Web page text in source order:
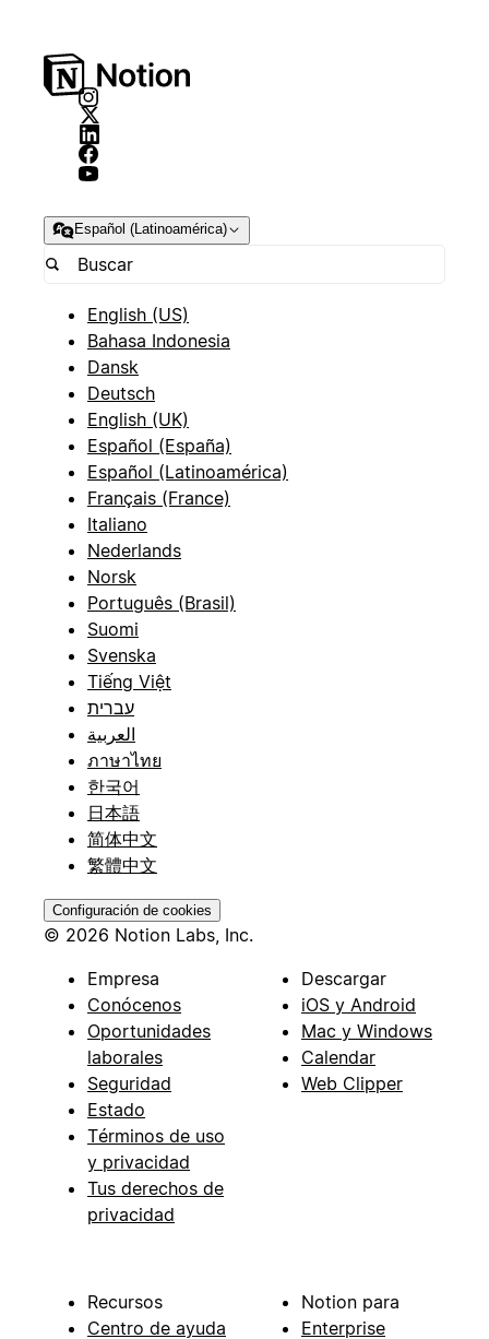
Español (Latinoamérica)
English (US)
Bahasa Indonesia
Dansk
Deutsch
English (UK)
Español (España)
Español (Latinoamérica)
Français (France)
Italiano
Nederlands
Norsk
Português (Brasil)
Suomi
Svenska
Tiếng Việt
עברית
العربية
ภาษาไทย
한국어
日本語
简体中文
繁體中文
Configuración de cookies
© 2026 Notion Labs, Inc.
Empresa
Conócenos
Oportunidades
laborales
Seguridad
Estado
Términos de uso
y privacidad
Tus derechos de
privacidad
Descargar
iOS y Android
Mac y Windows
Calendar
Web Clipper
Recursos
Centro de ayuda
Notion para
Enterprise